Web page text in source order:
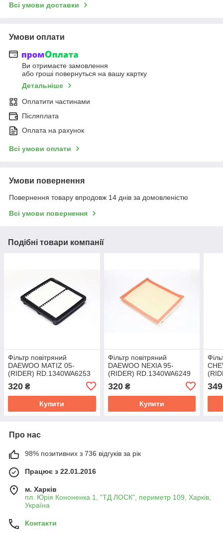
Всі умови доставки
Умови оплати
Ви отримаєте замовлення
або гроші повернуться на вашу картку
Детальніше
Оплатити частинами
Післяплата
Оплата на рахунок
Всі умови оплати
Умови повернення
Повернення товару впродовж 14 днів за домовленістю
Всі умови повернення
Подібні товари компанії
Фільтр повітряний
DAEWOO MATIZ 05-
(RIDER) RD.1340WA6253
320 ₴
Купити
Фільтр повітряний
DAEWOO NEXIA 95-
(RIDER) RD.1340WA6249
320₴
Купити
349
Про нас
98% позитивних з 736 відгуків за рік
Працює з 22.01.2016
м. Харків
пл. Юрія Кононенка 1, "ТД ЛОСК", периметр 109, Харків,
Україна
Контакти